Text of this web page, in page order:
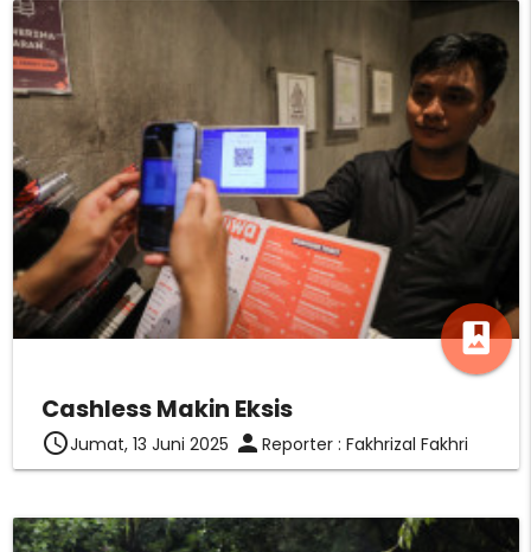
photo_album
Cashless Makin Eksis
access_timeJumat, 13 Juni 2025 person Reporter : Fakhrizal Fakhri